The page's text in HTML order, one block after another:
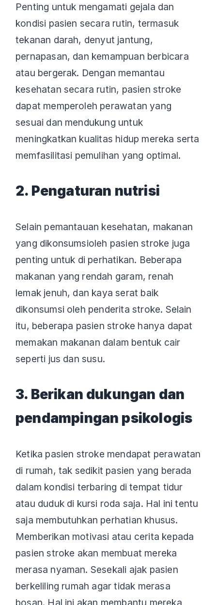
Penting untuk mengamati gejala dan
kondisi pasien secara rutin, termasuk
tekanan darah, denyut jantung,
pernapasan, dan kemampuan berbicara
atau bergerak. Dengan memantau
kesehatan secara rutin, pasien stroke
dapat memperoleh perawatan yang
sesuai dan mendukung untuk
meningkatkan kualitas hidup mereka serta
memfasilitasi pemulihan yang optimal.
2. Pengaturan nutrisi
Selain pemantauan kesehatan, makanan
yang dikonsumsioleh pasien stroke juga
penting untuk di perhatikan. Beberapa
makanan yang rendah garam, renah
lemak jenuh, dan kaya serat baik
dikonsumsi oleh penderita stroke. Selain
itu, beberapa pasien stroke hanya dapat
memakan makanan dalam bentuk cair
seperti jus dan susu.
3. Berikan dukungan dan
pendampingan psikologis
Ketika pasien stroke mendapat perawatan
di rumah, tak sedikit pasien yang berada
dalam kondisi terbaring di tempat tidur
atau duduk di kursi roda saja. Hal ini tentu
saja membutuhkan perhatian khusus.
Memberikan motivasi atau cerita kepada
pasien stroke akan membuat mereka
merasa nyaman. Sesekali ajak pasien
berkeliling rumah agar tidak merasa
bosan. Hal ini akan membantu mereka